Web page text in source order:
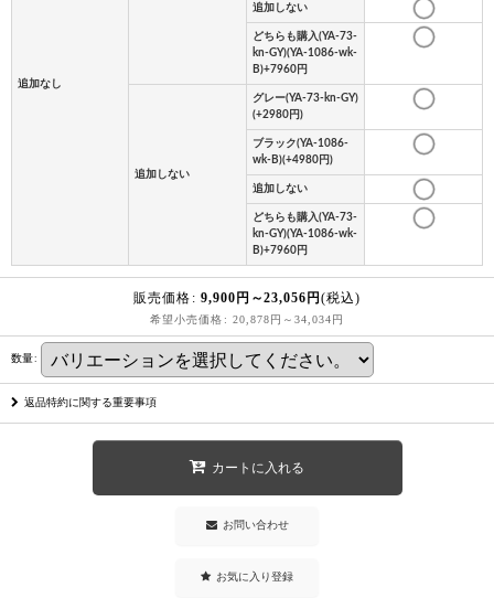
追加なし
追加しない
どちらも購入(YA-73-
kn-GY)(YA-1086-wk-
B)+7960円
追加しない
グレー(YA-73-kn-GY)
(+2980円)
ブラック(YA-1086-
wk-B)(+4980円)
追加しない
どちらも購入(YA-73-
kn-GY)(YA-1086-wk-
B)+7960円
販売価格 : 9,900円 ～23,056円(税込)
希望小売価格 : 20,878円 ～34,034円
数量:
返品特約に関する重要事項
カートに入れる
お問い合わせ
お気に入り登録